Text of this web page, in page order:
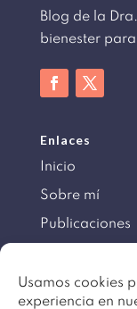
Usamos cookies
experiencia en
Blog de la
bienester
Enlaces
Inicio
Sobre mí
Publicaciones
Información
Aviso legal